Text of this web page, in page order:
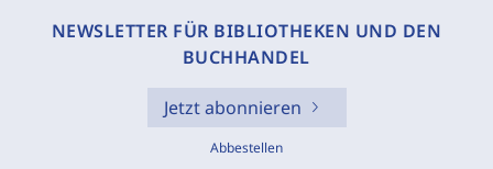
NEWSLETTER FÜR BIBLIOTHEKEN UND DEN
BUCHHANDEL
Jetzt abonnieren
Abbestellen